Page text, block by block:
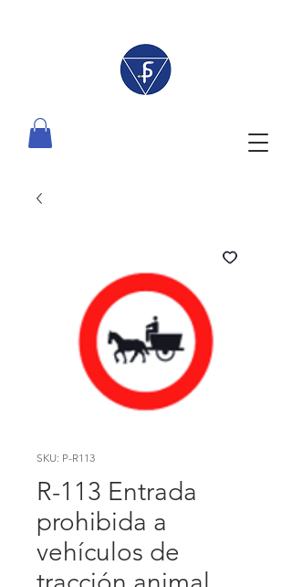
SKU: P-R113
R-113 Entrada
prohibida a
vehículos de